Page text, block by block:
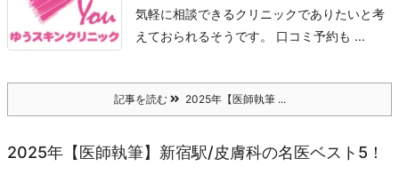
気軽に相談できるクリニックでありたいと考
えておられるそうです。 口コミ 予約も ...
記事を読む 2025年【医師執筆 ...
2025年【医師執筆】新宿駅/皮膚科の名医ベスト5！